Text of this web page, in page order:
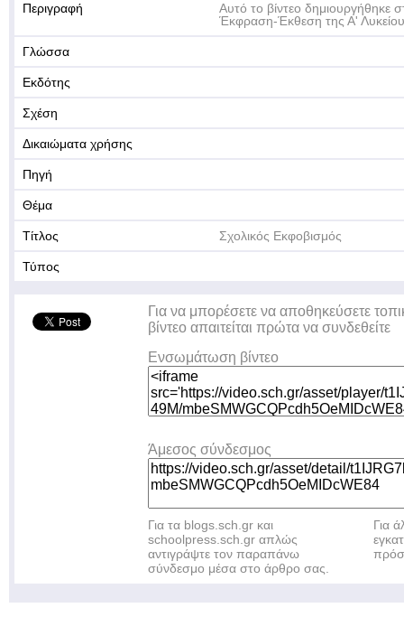
Περιγραφή
Αυτό το βίντεο δημιουργήθηκε
Έκφραση-Έκθεση της Α' Λυκείου
Γλώσσα
Εκδότης
Σχέση
Δικαιώματα χρήσης
Πηγή
Θέμα
Τίτλος Σχολικός Εκφοβισμός
Τύπος
Για να μπορέσετε να αποθηκεύσετε
βίντεο απαιτείται πρώτα να συνδεθείτε
Ενσωμάτωση βίντεο
Άμεσος σύνδεσμος
Για τα blogs.sch.gr και
schoolpress.sch.gr απλώς
αντιγράψτε τον παραπάνω
σύνδεσμο μέσα στο άρθρο σας.
Για